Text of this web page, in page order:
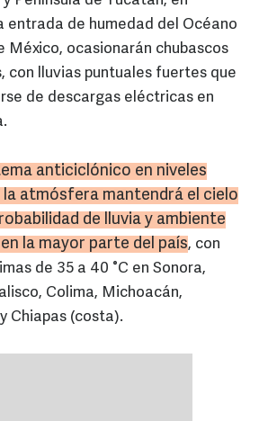
entrada de humedad del Océano
México, ocasionarán chubascos
con lluvias puntuales fuertes que
de descargas eléctricas en
anticiclónico en niveles
la atmósfera mantendrá el cielo
de lluvia y ambiente
la mayor parte del país, con
de 35 a 40 °C en Sonora,
Colima, Michoacán,
Chiapas (costa).